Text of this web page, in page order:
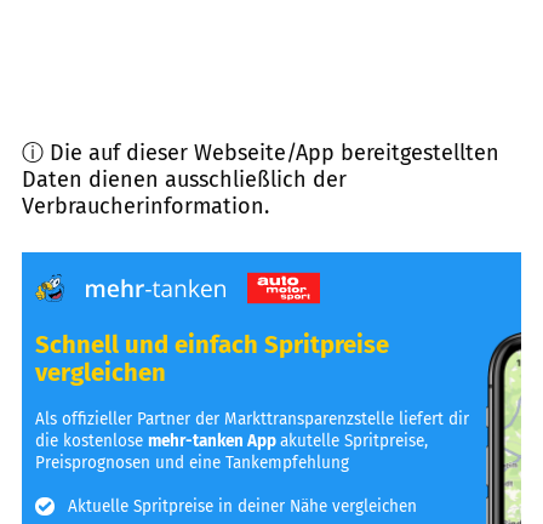
ⓘ Die auf dieser Webseite/App bereitgestellten
Daten dienen ausschließlich der
Verbraucherinformation.
Schnell und einfach Spritpreise
vergleichen
Als offizieller Partner der Markttransparenzstelle liefert dir
die kostenlosemehr-tanken Appakutelle Spritpreise,
Preisprognosen und eine Tankempfehlung
Aktuelle Spritpreise in deiner Nähe vergleichen